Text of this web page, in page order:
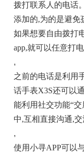
拨打联系人的电话
添加的,为的是避免
如果想要自由拨打
app,就可以任意打电
,
之前的电话是利用
话手表X3S还可以
能利用社交功能“
中,互相直接沟通,交
,
使用小寻APP可以